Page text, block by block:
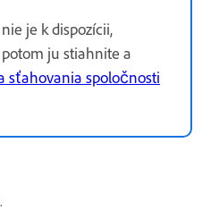
je k dispozícii,
ju stiahnite a
sťahovania spoločnosti